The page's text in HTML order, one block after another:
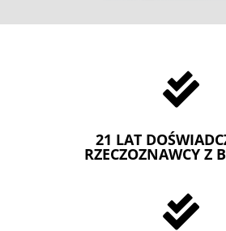

21 LAT
RZECZOZNAWCY Z
